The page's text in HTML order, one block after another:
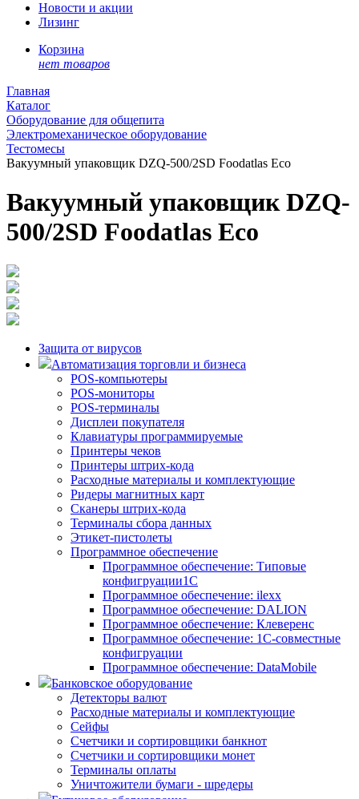
Новости и акции
Лизинг
Корзина
нет товаров
Главная
Каталог
Оборудование для общепита
Электромеханическое оборудование
Тестомесы
Вакуумный упаковщик DZQ-500/2SD Foodatlas Eco
Вакуумный упаковщик DZQ-
500/2SD Foodatlas Eco
Защита от вирусов
Автоматизация торговли и бизнеса
POS-компьютеры
POS-мониторы
POS-терминалы
Дисплеи покупателя
Клавиатуры программируемые
Принтеры чеков
Принтеры штрих-кода
Расходные материалы и комплектующие
Ридеры магнитных карт
Сканеры штрих-кода
Терминалы сбора данных
Этикет-пистолеты
Программное обеспечение
Программное обеспечение: Типовые
конфигруации1С
Программное обеспечение: ilexx
Программное обеспечение: DALION
Программное обеспечение: Клеверенс
Программное обеспечение: 1С-совместные
конфигруации
Программное обеспечение: DataMobile
Банковское оборудование
Детекторы валют
Расходные материалы и комплектующие
Сейфы
Счетчики и сортировщики банкнот
Счетчики и сортировщики монет
Терминалы оплаты
Уничтожители бумаги - шредеры